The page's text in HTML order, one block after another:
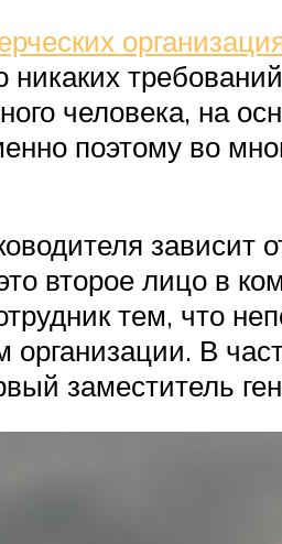
человека, на
поэтому во
зависит
второе лицо в
тем, что
В
заместитель